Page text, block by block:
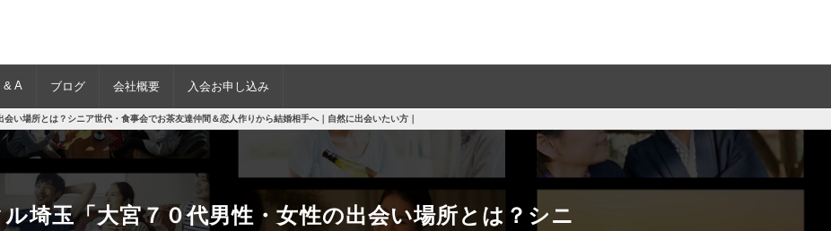
& A ブログ 会社概要 入会お申し込み
い場所とは？シニア世代・食事会でお茶友達仲間＆恋人作りから結婚相手へ｜自然に出会いたい方｜
埼玉「大宮７０代男性・女性の出会い場所とは？シニ